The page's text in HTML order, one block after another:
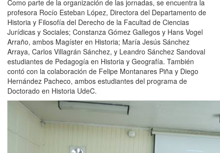
Como parte de la organización de las jornadas, se encuentra la
profesora Rocío Esteban López, Directora del Departamento de
Historia y Filosofía del Derecho de la Facultad de Ciencias
Jurídicas y Sociales; Constanza Gómez Gallegos y Hans Vogel
Arraño, ambos Magíster en Historia; María Jesús Sánchez
Arraya, Carlos Villagrán Sánchez, y Leandro Sánchez Sandoval
estudiantes de Pedagogía en Historia y Geografía. También
contó con la colaboración de Felipe Montanares Piña y Diego
Hernández Pacheco, ambos estudiantes del programa de
Doctorado en Historia UdeC.